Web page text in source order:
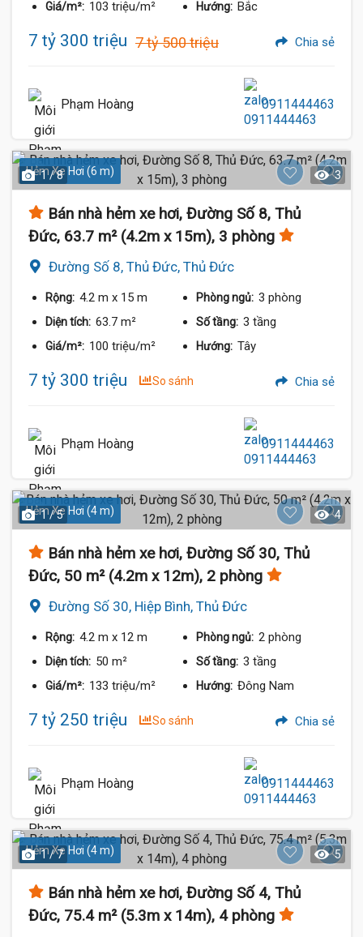
Giá/m²: 103 triệu/m² Hướng: Bắc
7 tỷ 300 triệu 7 tỷ 500 triệu Chia sẻ
Phạm Hoàng 0911444463
Hẻm Xe Hơi (6 m)
1 / 8 3
Bán nhà hẻm xe hơi, Đường Số 8, Thủ
Đức, 63.7 m² (4.2m x 15m), 3 phòng
Đường Số 8, Thủ Đức, Thủ Đức
Rộng: 4.2 m x 15 m Phòng ngủ: 3 phòng
Diện tích: 63.7 m² Số tầng: 3 tầng
Giá/m²: 100 triệu/m² Hướng: Tây
7 tỷ 300 triệu So sánh Chia sẻ
Phạm Hoàng 0911444463
Hẻm Xe Hơi (4 m)
1 / 5 4
Bán nhà hẻm xe hơi, Đường Số 30, Thủ
Đức, 50 m² (4.2m x 12m), 2 phòng
Đường Số 30, Hiệp Bình, Thủ Đức
Rộng: 4.2 m x 12 m Phòng ngủ: 2 phòng
Diện tích: 50 m² Số tầng: 3 tầng
Giá/m²: 133 triệu/m² Hướng: Đông Nam
7 tỷ 250 triệu So sánh Chia sẻ
Phạm Hoàng 0911444463
Hẻm Xe Hơi (4 m)
1 / 7 5
Bán nhà hẻm xe hơi, Đường Số 4, Thủ
Đức, 75.4 m² (5.3m x 14m), 4 phòng